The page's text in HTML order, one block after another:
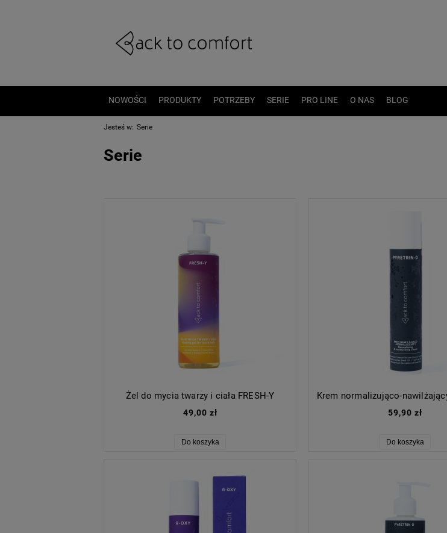
NOWOŚCI PRODUKTY POTRZEBY SERIE PRO LINE O NAS BLOG
Jesteś w: Serie
Serie
Żel do mycia twarzy i ciała FRESH-Y
49,00 zł
Do koszyka
Krem normalizująco-
59,90 zł
Do koszyka